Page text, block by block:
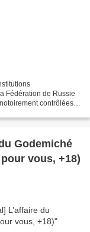
Fédération de Russie
contrôlées
Godemiché
vous, +18)